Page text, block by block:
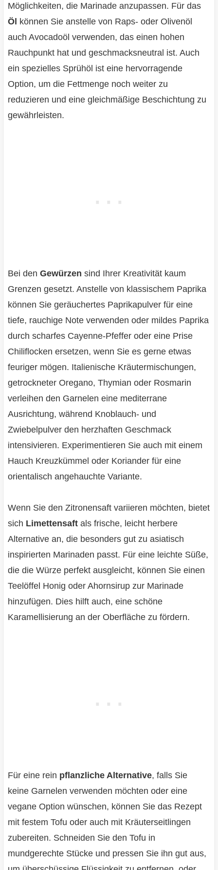
Möglichkeiten, die Marinade anzupassen. Für das
Öl können Sie anstelle von Raps- oder Olivenöl
auch Avocadoöl verwenden, das einen hohen
Rauchpunkt hat und geschmacksneutral ist. Auch
ein spezielles Sprühöl ist eine hervorragende
Option, um die Fettmenge noch weiter zu
reduzieren und eine gleichmäßige Beschichtung zu
gewährleisten.
Bei den Gewürzen sind Ihrer Kreativität kaum
Grenzen gesetzt. Anstelle von klassischem Paprika
können Sie geräuchertes Paprikapulver für eine
tiefe, rauchige Note verwenden oder mildes Paprika
durch scharfes Cayenne-Pfeffer oder eine Prise
Chiliflocken ersetzen, wenn Sie es gerne etwas
feuriger mögen. Italienische Kräutermischungen,
getrockneter Oregano, Thymian oder Rosmarin
verleihen den Garnelen eine mediterrane
Ausrichtung, während Knoblauch- und
Zwiebelpulver den herzhaften Geschmack
intensivieren. Experimentieren Sie auch mit einem
Hauch Kreuzkümmel oder Koriander für eine
orientalisch angehauchte Variante.
Wenn Sie den Zitronensaft variieren möchten, bietet
sich Limettensaftals frische, leicht herbere
Alternative an, die besonders gut zu asiatisch
inspirierten Marinaden passt. Für eine leichte Süße,
die die Würze perfekt ausgleicht, können Sie einen
Teelöffel Honig oder Ahornsirup zur Marinade
hinzufügen. Dies hilft auch, eine schöne
Karamellisierung an der Oberfläche zu fördern.
Für eine rein pflanzliche Alternative, falls Sie
keine Garnelen verwenden möchten oder eine
vegane Option wünschen, können Sie das Rezept
mit festem Tofu oder auch mit Kräuterseitlingen
zubereiten. Schneiden Sie den Tofu in
mundgerechte Stücke und pressen Sie ihn gut aus,